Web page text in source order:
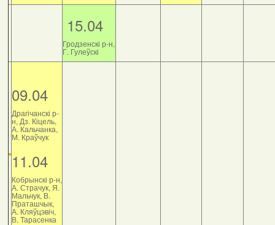
15.04
Гродзенскі р-н,
Г. Гулеўскі
09.04
Драгічанскі р-
н, Дз. Кіцель,
А. Кальчанка,
М. Краўчук
11.04
Кобрынскі р-н,
А. Страчук, Я.
Мальчук, В.
Праташчык,
А. Кляўцэвіч,
В. Тарасенка